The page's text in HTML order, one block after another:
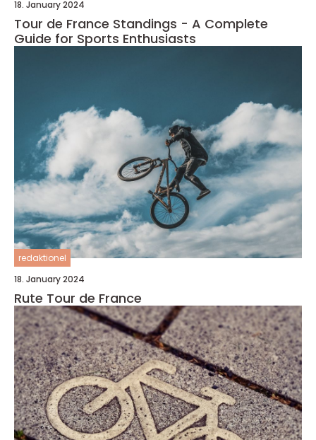
18. January 2024
Tour de France Standings - A Complete
Guide for Sports Enthusiasts
redaktionel
18. January 2024
Rute Tour de France